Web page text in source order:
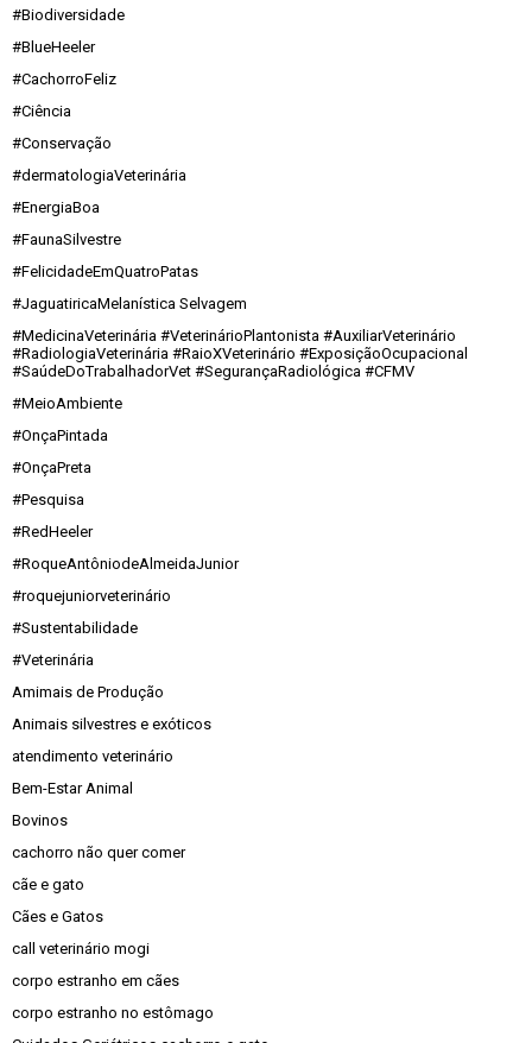
#Biodiversidade
#BlueHeeler
#CachorroFeliz
#Ciência
#Conservação
#dermatologiaVeterinária
#EnergiaBoa
#FaunaSilvestre
#FelicidadeEmQuatroPatas
#JaguatiricaMelanística Selvagem
#MedicinaVeterinária #VeterinárioPlantonista #AuxiliarVeterinário
#RadiologiaVeterinária #RaioXVeterinário #ExposiçãoOcupacional
#SaúdeDoTrabalhadorVet #SegurançaRadiológica #CFMV
#MeioAmbiente
#OnçaPintada
#OnçaPreta
#Pesquisa
#RedHeeler
#RoqueAntôniodeAlmeidaJunior
#roquejuniorveterinário
#Sustentabilidade
#Veterinária
Amimais de Produção
Animais silvestres e exóticos
atendimento veterinário
Bem-Estar Animal
Bovinos
cachorro não quer comer
cãe e gato
Cães e Gatos
call veterinário mogi
corpo estranho em cães
corpo estranho no estômago